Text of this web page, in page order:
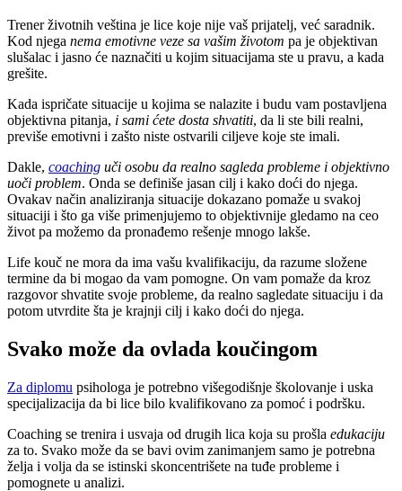
Trener životnih veština je lice koje nije vaš prijatelj, već saradnik.
Kod njega nema emotivne veze sa vašim životom pa je objektivan
slušalac i jasno će naznačiti u kojim situacijama ste u pravu, a kada
grešite.
Kada ispričate situacije u kojima se nalazite i budu vam postavljena
objektivna pitanja, i sami ćete dosta shvatiti, da li ste bili realni,
previše emotivni i zašto niste ostvarili ciljeve koje ste imali.
Dakle, coaching uči osobu da realno sagleda probleme i objektivno
uoči problem. Onda se definiše jasan cilj i kako doći do njega.
Ovakav način analiziranja situacije dokazano pomaže u svakoj
situaciji i što ga više primenjujemo to objektivnije gledamo na ceo
život pa možemo da pronađemo rešenje mnogo lakše.
Life kouč ne mora da ima vašu kvalifikaciju, da razume složene
termine da bi mogao da vam pomogne. On vam pomaže da kroz
razgovor shvatite svoje probleme, da realno sagledate situaciju i da
potom utvrdite šta je krajnji cilj i kako doći do njega.
Svako može da ovlada koučingom
Za diplomu psihologa je potrebno višegodišnje školovanje i uska
specijalizacija da bi lice bilo kvalifikovano za pomoć i podršku.
Coaching se trenira i usvaja od drugih lica koja su prošla edukaciju
za to. Svako može da se bavi ovim zanimanjem samo je potrebna
želja i volja da se istinski skoncentrišete na tuđe probleme i
pomognete u analizi.